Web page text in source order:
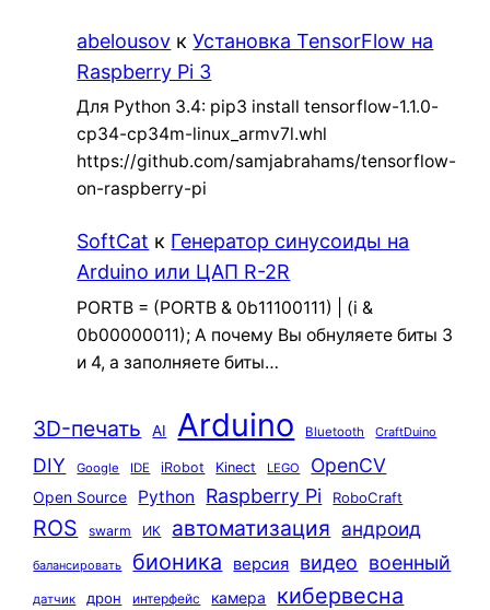
abelousov кУстановка TensorFlow на
Raspberry Pi 3
Для Python 3.4: pip3 install tensorflow-1.1.0-
cp34-cp34m-linux_armv7l.whl
https://github.com/samjabrahams/tensorflow-
on-raspberry-pi
SoftCat к Генератор синусоиды на
Arduino или ЦАП R-2R
PORTB = (PORTB & 0b11100111) | (i &
0b00000011); А почему Вы обнуляете биты 3
и 4, а заполняете биты…
3D-печать AI Arduino Bluetooth CraftDuino
DIY Google IDE iRobot Kinect LEGO OpenCV
Open Source Python Raspberry Pi RoboCraft
ROS swarm ИК автоматизация андроид
балансировать бионика версия видео военный
датчик дрон интерфейс камера кибервесна